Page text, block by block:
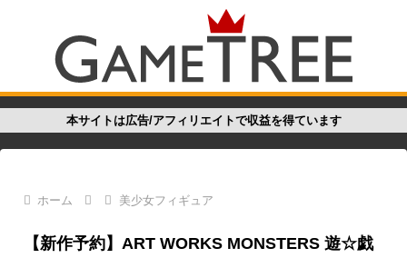
本サイトは広告/アフィリエイトで収益を得ています
ホーム 美少女フィギュア
【新作予約】ART WORKS MONSTERS 遊☆戯